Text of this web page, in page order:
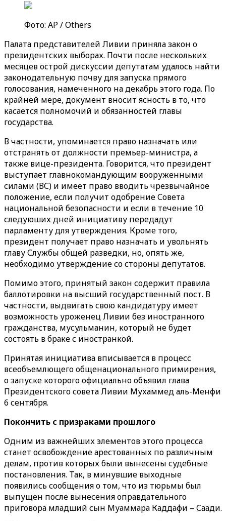
Фото: AP / Others
Палата представителей Ливии приняла закон о
президентских выборах. Почти после нескольких
месяцев острой дискуссии депутатам удалось найти
законодательную почву для запуска прямого
голосования, намеченного на декабрь этого года. По
крайней мере, документ вносит ясность в то, что
касается полномочий и обязанностей главы
государства.
В частности, упоминается право назначать или
отстранять от должности премьер-министра, а
также вице-президента. Говорится, что президент
выступает главнокомандующим вооруженными
силами (ВС) и имеет право вводить чрезвычайное
положение, если получит одобрение Совета
национальной безопасности и если в течение 10
следуюших дней инициативу передадут
парламенту для утверждения. Кроме того,
президент получает право назначать и увольнять
главу Службы общей разведки, но, опять же,
необходимо утверждение со стороны депутатов.
Помимо этого, принятый закон содержит правила
баллотировки на высший государственный пост. В
частности, выдвигать свою кандидатуру имеет
возможность уроженец Ливии без иностранного
гражданства, мусульманин, который не будет
состоять в браке с иностранкой.
Принятая инициатива вписывается в процесс
всеобъемлющего общенационального примирения,
о запуске которого официально объявил глава
Президентского совета Ливии Мухаммед аль-Менфи
6 сентября.
Покончить с призраками прошлого
Одним из важнейших элементов этого процесса
станет освобождение арестованных по различным
делам, против которых были вынесены судебные
постановления. Так, в минувшие выходные
появились сообщения о том, что из тюрьмы был
выпущен после вынесения оправдательного
приговора младший сын Муаммара Каддафи – Саади.